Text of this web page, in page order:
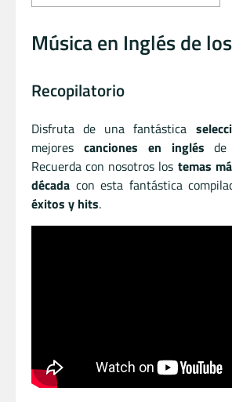
Música en Inglés de
Recopilatorio
Disfruta de una fantástica
mejores canciones en inglés
Recuerda con nosotros los temas
década con esta fantástica
éxitos y hits.